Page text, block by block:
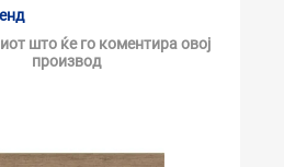
што ќе го коментира овој
производ